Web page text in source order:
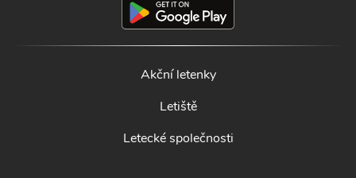
Akční letenky
Letiště
Letecké společnosti